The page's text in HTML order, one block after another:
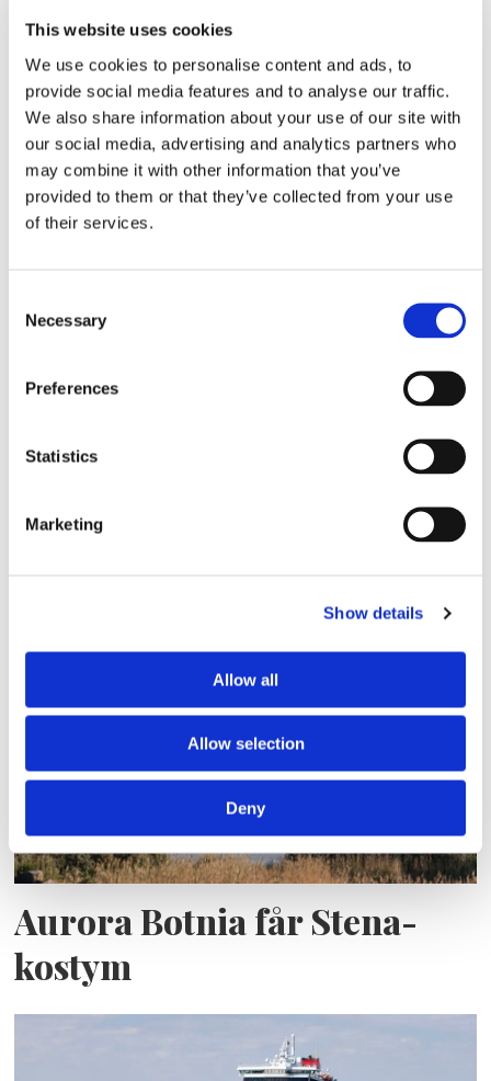
This website uses cookies
We use cookies to personalise content and ads, to
provide social media features and to analyse our traffic.
We also share information about your use of our site with
our social media, advertising and analytics partners who
may combine it with other information that you’ve
provided to them or that they’ve collected from your use
of their services.
Selection
Necessary
Preferences
Statistics
Marketing
Show details
Allow all
Allow selection
Deny
Aurora Botnia får Stena-
kostym